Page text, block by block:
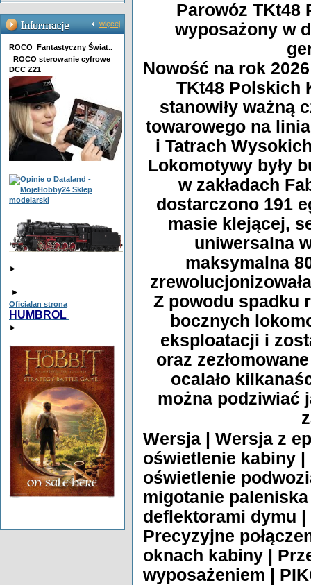
więcej
ROCO Fantastyczny Świat..
ROCO sterowanie cyfrowe
DCC Z21
►
►
Oficialan strona
HUMBROL
►
Parowóz TKt48
wyposażony w
Nowość na rok
TKt48 Polskich
stanowiły ważną
towarowego na
i Tatrach
Lokomotywy były
w zakładach
dostarczono 191
masie klejącej,
uniwersalna
maksymalna
Z powodu spadku
bocznych
eksploatacji i
oraz
ocalało
można podziwiać
Wersja | Wersja z
oświetlenie kabiny |
oświetlenie
migotanie
deflektorami dymu |
Precyzyjne
oknach kabiny |
wyposażeniem |